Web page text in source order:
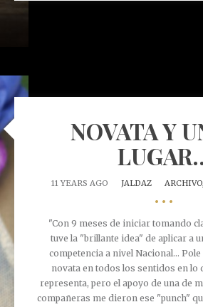
NOVATA Y
11 YEARS AGO JALDAZ
•••
"Con 9 meses de iniciar tomando
tuve la "brillante idea" de aplicar a
competencia a nivel Nacional... Pole
novata en todos los sentidos en lo
representa, pero el apoyo de una de
compañeras me dieron ese "punch"